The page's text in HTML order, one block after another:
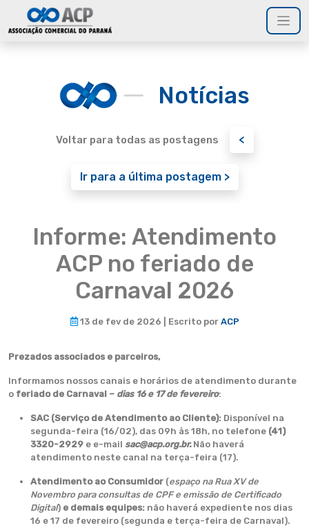
Notícias
Voltar para todas as postagens <
Ir para a última postagem >
Informe: Atendimento
ACP no feriado de
Carnaval 2026
13 de fev de 2026 | Escrito por ACP
Prezados associados e parceiros,
Informamos nossos canais e horários de atendimento durante
o feriado de Carnaval – dias 16 e 17 de fevereiro:
SAC (Serviço de Atendimento ao Cliente): Disponível na
segunda-feira (16/02), das 09h às 18h, no telefone (41)
3320-2929 e e-mail sac@acp.org.br. Não haverá
atendimento neste canal na terça-feira (17).
Atendimento ao Consumidor (espaço na Rua XV de
Novembro para consultas de CPF e emissão de Certificado
Digital) e demais equipes: não haverá expediente nos dias
16 e 17 de fevereiro (segunda e terça-feira de Carnaval).